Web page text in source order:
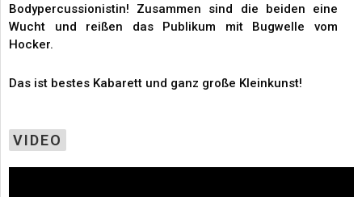
Bodypercussionistin! Zusammen sind die beiden eine
Wucht und reißen das Publikum mit Bugwelle vom
Hocker.
Das ist bestes Kabarett und ganz große Kleinkunst!
VIDEO